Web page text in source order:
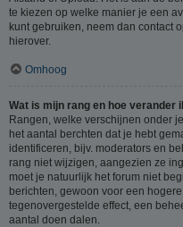
te kiezen op welke manier je een
kunt gebruiken, neem dan contact
hierover.
Omhoog
Wat is mijn rang en hoe verander
Rangen, welke verschijnen onder
het aantal berchten dat je hebt
identificeren, bijv. moderators en
rang niet wijzigen, aangezien ze
moet je natuurlijk het forum niet
berichten, gewoon voor een
tegenovergestelde effect, een
aantal doen dalen.